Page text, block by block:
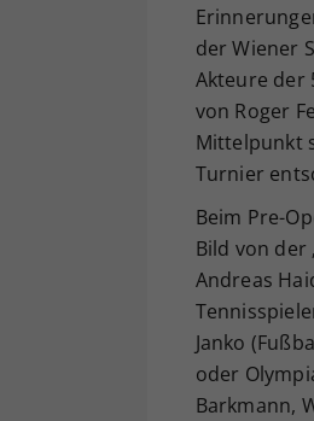
der Wiener
Akteure der
von Roger
Mittelpunkt
Turnier
Beim Pre-
Bild von der
Andreas
Janko
oder
Barkmann,